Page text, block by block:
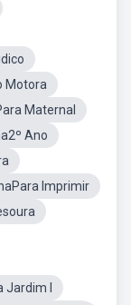
Motora
Maternal
Ano
Imprimir
I